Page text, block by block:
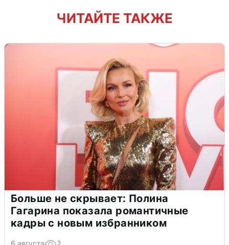
ЧИТАЙТЕ ТАКЖЕ
Больше не скрывает: Полина
Гагарина показала романтичные
кадры с новым избранником